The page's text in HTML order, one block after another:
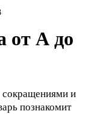
от А до
и
познакомит